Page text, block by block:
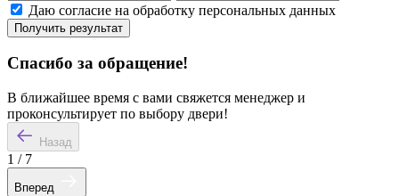
Даю согласие на обработку персональных данных
Получить результат
Спасибо за обращение!
В ближайшее время с вами свяжется менеджер и
проконсультирует по выбору двери!
Назад
1 / 7
Вперед